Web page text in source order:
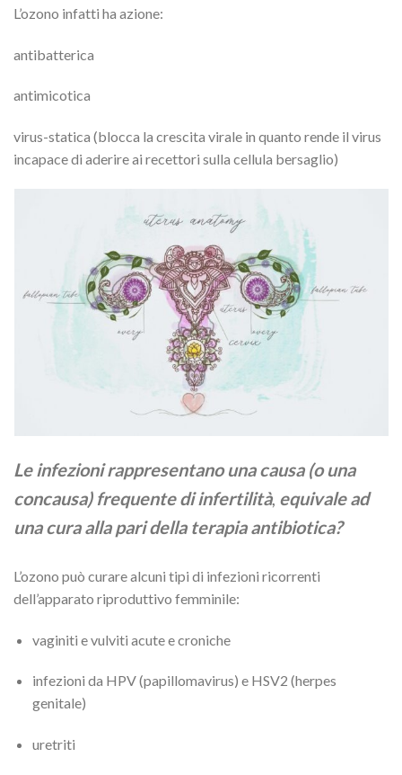
L’ozono infatti ha azione:
antibatterica
antimicotica
virus-statica (blocca la crescita virale in quanto rende il virus
incapace di aderire ai recettori sulla cellula bersaglio)
Le infezioni rappresentano una causa (o una
concausa) frequente di infertilità, equivale ad
una cura alla pari della terapia antibiotica?
L’ozono può curare alcuni tipi di infezioni ricorrenti
dell’apparato riproduttivo femminile:
vaginiti e vulviti acute e croniche
infezioni da HPV (papillomavirus) e HSV2 (herpes
genitale)
uretriti